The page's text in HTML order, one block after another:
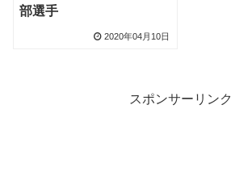
部選手
2020年04月10日
スポンサーリンク